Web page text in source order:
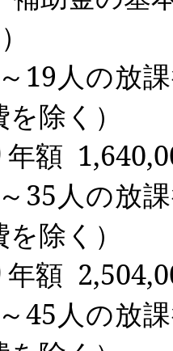
～ 19人の放
除く）
年額
～ 35人の放
除く）
年額
～45人の放